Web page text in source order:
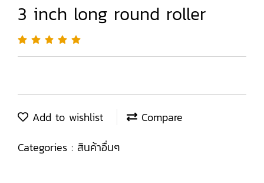
3 inch long round roller
Add to wishlist
Compare
Categories : สินค้าอื่นๆ